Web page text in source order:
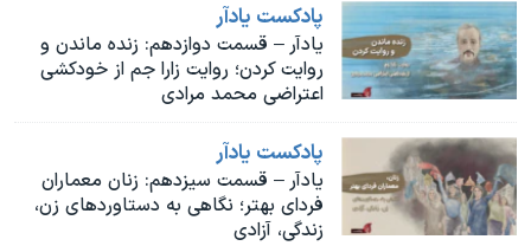
پادکست یادآر
یادآر – قسمت دوازدهم: زنده ماندن و
روایت کردن؛ روایت زارا جم از خودکشی
اعتراضی محمد مرادی
پادکست یادآر
یادآر – قسمت سیزدهم: زنان معماران
فردای بهتر؛ نگاهی به دستاوردهای زن،
زندگی، آزادی